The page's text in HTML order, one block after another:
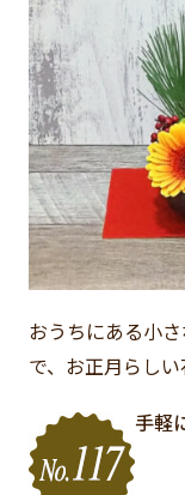
おうちにある小
で、お正月らしい
手軽